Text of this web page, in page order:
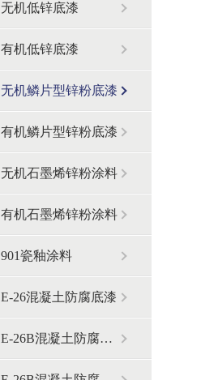
无机低锌底漆
有机低锌底漆
无机鳞片型锌粉底漆
有机鳞片型锌粉底漆
无机石墨烯锌粉涂料
有机石墨烯锌粉涂料
901瓷釉涂料
E-26混凝土防腐底漆
E-26B混凝土防腐中间漆